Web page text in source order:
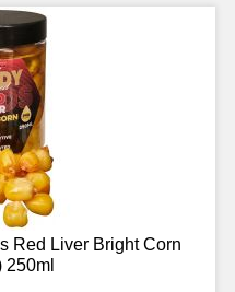
Red Liver Bright Corn
250ml